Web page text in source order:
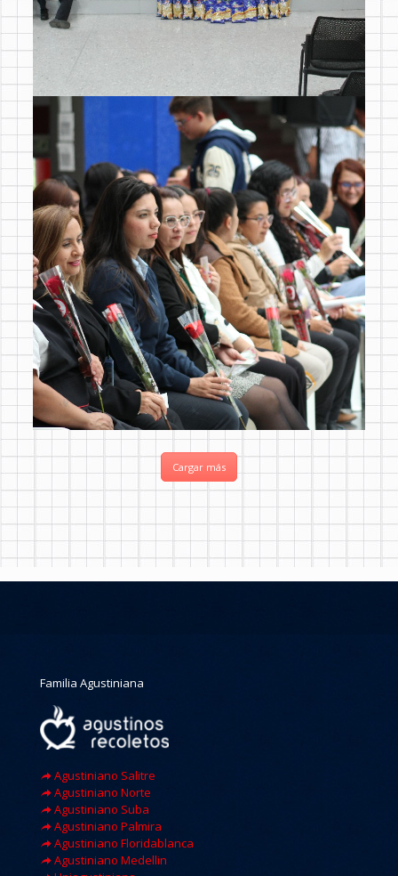
Cargar más
Familia Agustiniana
Agustiniano Salitre
Agustiniano Norte
Agustiniano Suba
Agustiniano Palmira
Agustiniano Floridablanca
Agustiniano Medellin